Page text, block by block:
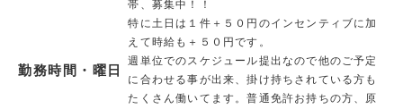
勤務時間・曜日
帯、募集中！！
特に土日は１件＋５０円のインセンティブに加
えて時給も＋５０円です。
週単位でのスケジュール提出なので他のご予定
に合わせる事が出来、掛け持ちされている方も
たくさん働いてます。普通免許お持ちの方、原